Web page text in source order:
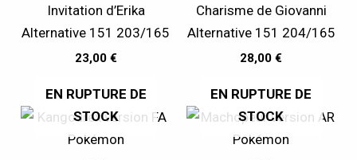
Invitation d’Erika
Alternative 151 203/165
23,00 €
Charisme de Giovanni
Alternative 151 204/165
28,00€
EN RUPTURE DE
STOCK
EN RUPTURE DE
STOCK